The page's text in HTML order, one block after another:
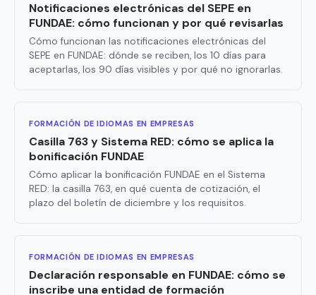
Notificaciones electrónicas del SEPE en
FUNDAE: cómo funcionan y por qué revisarlas
Cómo funcionan las notificaciones electrónicas del
SEPE en FUNDAE: dónde se reciben, los 10 días para
aceptarlas, los 90 días visibles y por qué no ignorarlas.
FORMACIÓN DE IDIOMAS EN EMPRESAS
Casilla 763 y Sistema RED: cómo se aplica la
bonificación FUNDAE
Cómo aplicar la bonificación FUNDAE en el Sistema
RED: la casilla 763, en qué cuenta de cotización, el
plazo del boletín de diciembre y los requisitos.
FORMACIÓN DE IDIOMAS EN EMPRESAS
Declaración responsable en FUNDAE: cómo se
inscribe una entidad de formación